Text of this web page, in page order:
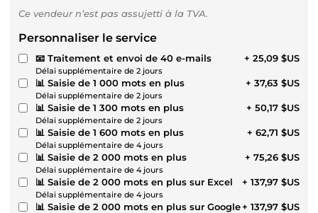
Ce vendeur n’est pas assujetti à la TVA.
Personnaliser le service
📧 Traitement et envoi de 40 e-mails
Délai supplémentaire de 2 jours
+ 25,09 $US
📊 Saisie de 1 000 mots en plus
Délai supplémentaire de 2 jours
+ 37,63 $US
📊 Saisie de 1 300 mots en plus
Délai supplémentaire de 2 jours
+ 50,17 $US
📊 Saisie de 1 600 mots en plus
Délai supplémentaire de 4 jours
+ 62,71 $US
📊 Saisie de 2 000 mots en plus
Délai supplémentaire de 4 jours
+ 75,26 $US
📊 Saisie de 2 000 mots en plus sur Excel
Délai supplémentaire de 4 jours
+ 137,97 $US
📊 Saisie de 2 000 mots en plus sur Google+ 137,97 $US